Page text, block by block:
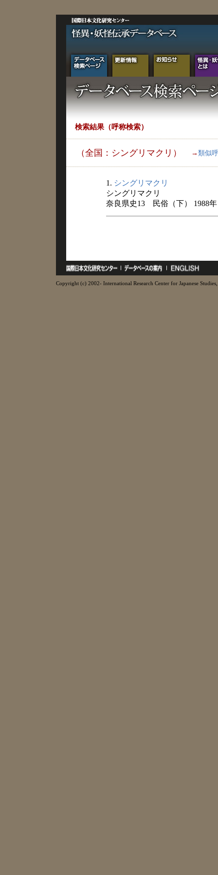
検索結果（呼称検索）
（全国：シングリマクリ） → 類似
1. シングリマクリ
シングリマクリ
奈良県史13 民俗（下） 1988年
Copyright (c) 2002- International Research Center for Japanese